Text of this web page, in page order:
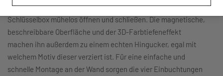
der leichtgängigen Scharniere lässt sich die 30×30 cm große
Schlüsselbox mühelos öffnen und schließen. Die magnetische,
beschreibbare Oberfläche und der 3D-Farbtiefeneffekt
machen ihn außerdem zu einem echten Hingucker, egal mit
welchem Motiv dieser verziert ist. Für eine einfache und
schnelle Montage an der Wand sorgen die vier Einbuchtungen